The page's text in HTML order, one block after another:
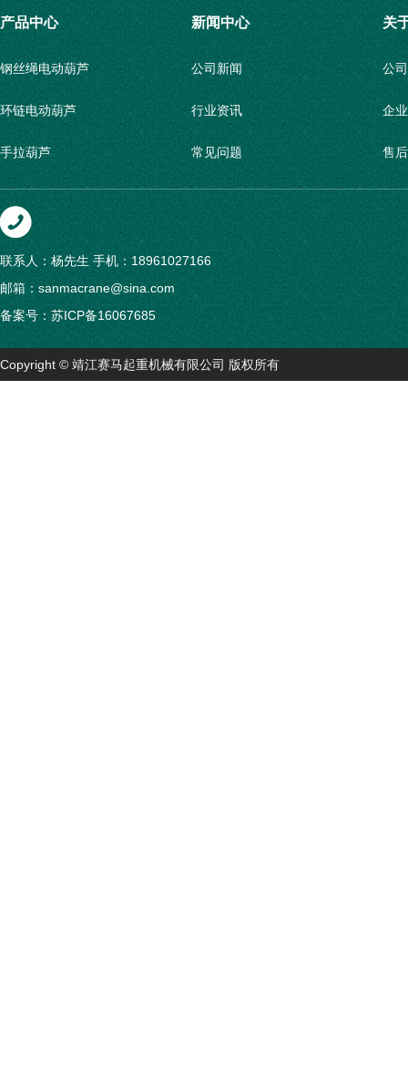
产品中心
钢丝绳电动葫芦
环链电动葫芦
手拉葫芦
柱式悬臂起重机
壁式悬臂起重机
移动式悬臂起重机
旋臂吊
平衡吊
新闻中心
公司新闻
行业资讯
常见问题
关
公
企
售
联
联系人：杨先生 手机：18961027166
邮箱：sanmacrane@sina.com
备案号： 苏ICP备16067685
Copyright © 靖江赛马起重机械有限公司 版权所有